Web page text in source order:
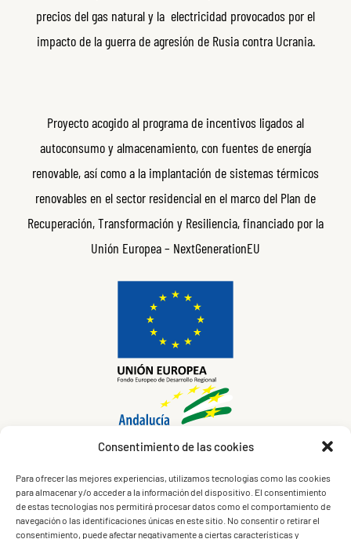
Consentimiento de las cookies
Para ofrecer las mejores experiencias, utilizamos tecnologías como las cookies
para almacenar y/o acceder a la información del dispositivo. El consentimiento
de estas tecnologías nos permitirá procesar datos como el comportamiento de
navegación o las identificaciones únicas en este sitio. No consentir o retirar el
consentimiento, puede afectar negativamente a ciertas características y
precios del gas natural y la electricidad provocados por el
impacto de la guerra de agresión de Rusia contra Ucrania.
Proyecto acogido al programa de incentivos ligados al
autoconsumo y almacenamiento, con fuentes de energía
renovable, así como a la implantación de sistemas térmicos
renovables en el sector residencial en el marco del Plan de
Recuperación, Transformación y Resiliencia, financiado por la
Unión Europea – NextGenerationEU